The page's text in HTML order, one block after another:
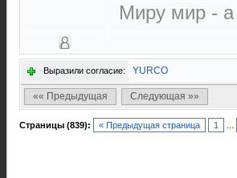
Миру мир -
Выразили согласие: YURCO
«« Предыдущая Следующая »»
Страницы (839): « Предыдущая страница 1